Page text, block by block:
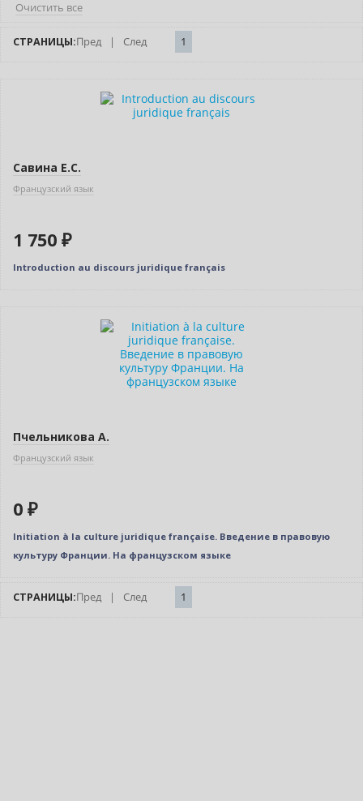
Очистить все
СТРАНИЦЫ:Пред | След 1
Савина Е.С.
Французский язык
1 750 ₽
Introduction au discours juridique français
Пчельникова А.
Французский язык
0 ₽
Initiation à la culture juridique française. Введение в правовую
культуру Франции. На французском языке
СТРАНИЦЫ:Пред | След 1